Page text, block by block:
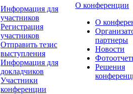
Информация для
участников
Регистрация
участников
Отправить тезис
выступления
Информация для
докладчиков
Участники
конференции
О конференции
О
партнеры
Новости
Решения